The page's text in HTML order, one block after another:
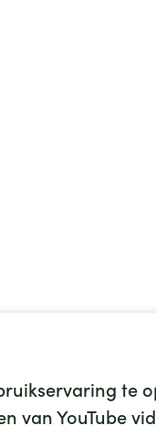
te
van YouTube